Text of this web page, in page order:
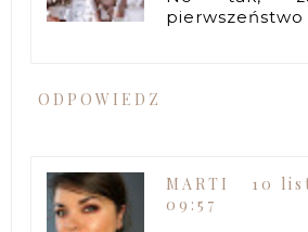
pierwszeństwo
ODPOWIEDZ
MARTI
10
09:57